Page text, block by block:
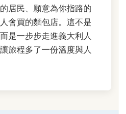
居民、願意為你指路的
會買的麵包店。這不是
是一步步走進義大利人
旅程多了一份溫度與人